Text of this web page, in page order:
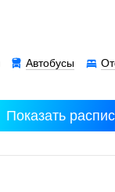
Автобусы
Показать